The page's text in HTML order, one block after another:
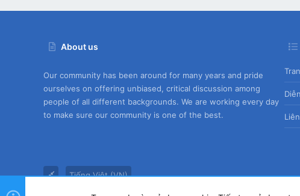
About us
Our community has been around for many years and pride
ourselves on offering unbiased, critical discussion among
people of all different backgrounds. We are working every day
to make sure our community is one of the best.
Tiếng Việt (VN)